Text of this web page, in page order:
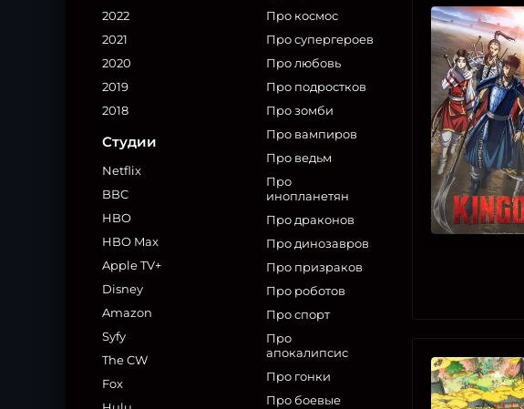
2022
2021
2020
2019
2018
Студии
Netflix
BBC
HBO
HBO Max
Apple TV+
Disney
Amazon
Syfy
The CW
Fox
Про космос
Про супергероев
Про любовь
Про подростков
Про зомби
Про вампиров
Про ведьм
Про
инопланетян
Про драконов
Про динозавров
Про призраков
Про роботов
Про спорт
Про
апокалипсис
Про гонки
Про боевые